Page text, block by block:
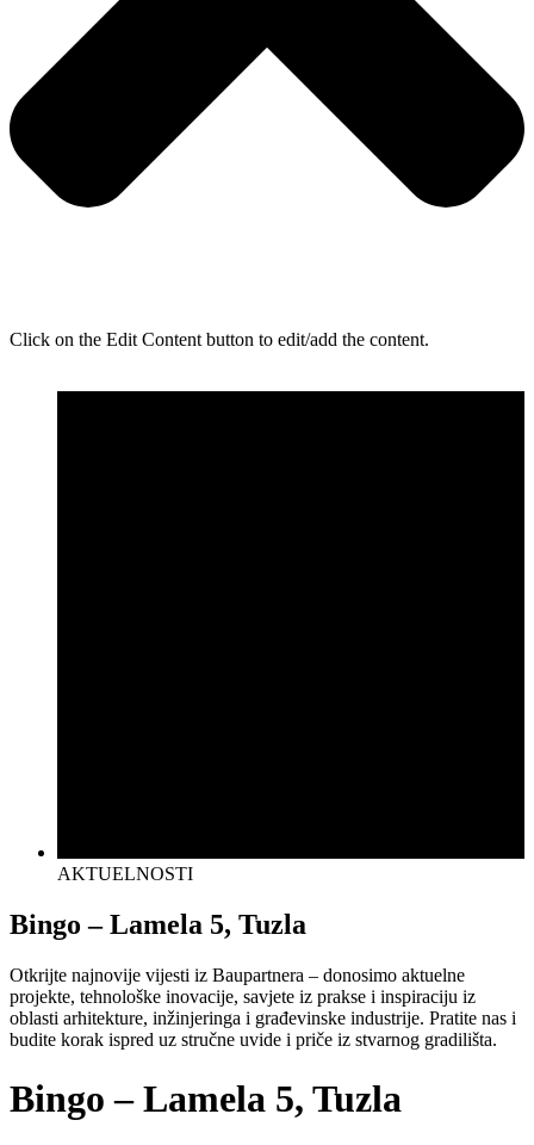
Click on the Edit Content button to edit/add the content.
AKTUELNOSTI
Bingo – Lamela 5, Tuzla
Otkrijte najnovije vijesti iz Baupartnera – donosimo aktuelne
projekte, tehnološke inovacije, savjete iz prakse i inspiraciju iz
oblasti arhitekture, inžinjeringa i građevinske industrije. Pratite nas i
budite korak ispred uz stručne uvide i priče iz stvarnog gradilišta.
Bingo – Lamela 5, Tuzla